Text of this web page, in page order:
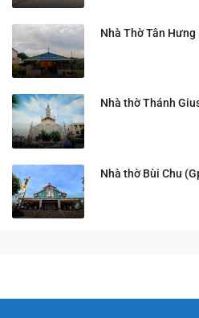
Nhà Thờ Tân
Nhà thờ Thánh
Nhà thờ Bùi Chu